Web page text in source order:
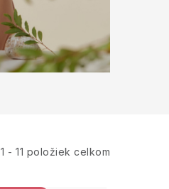
1 - 11 položiek celkom